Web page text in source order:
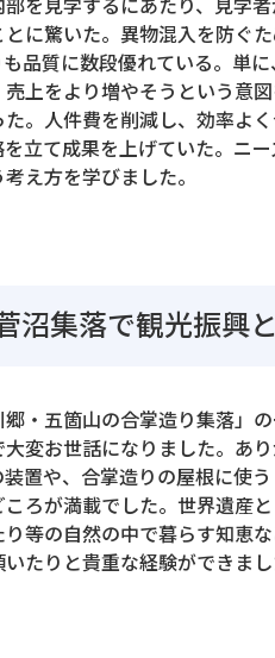
に驚いた。異物混入を防ぐ
品質に数段優れている。単
上をより増やそうという意
。人件費を削減し、効率よ
立て成果を上げていた。ニ
え方を学びました。
集落で観光振興
・五箇山の合掌造り集落」
変お世話になりました。あ
置や、合掌造りの屋根に使
ろが満載でした。世界遺産
等の自然の中で暮らす知恵
たりと貴重な経験ができま